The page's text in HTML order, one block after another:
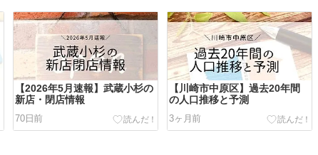
【2026年5月速報】武蔵小杉の
新店・閉店情報
70日前
【川崎市中原区】過去20年間
の人口推移と予測
3ヶ月前